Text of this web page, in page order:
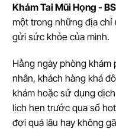
Khám Tai Mũi Họng -
một trong những địa chỉ
gửi sức khỏe của mình.
Hằng ngày phòng
nhân, khách hàng khá
khám hoặc sử dụng
lịch hẹn trước qua số
đợi quá lâu hay không